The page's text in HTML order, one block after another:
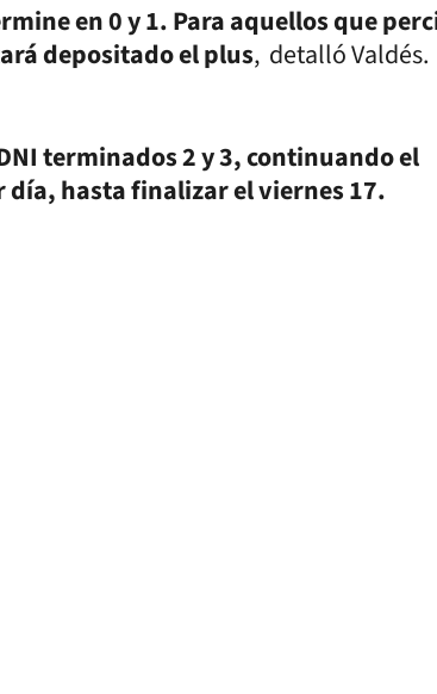
en 0 y 1. Para aquellos que
depositado el plus, detalló Valdés.
terminados 2 y 3, continuando el
hasta finalizar el viernes 17.